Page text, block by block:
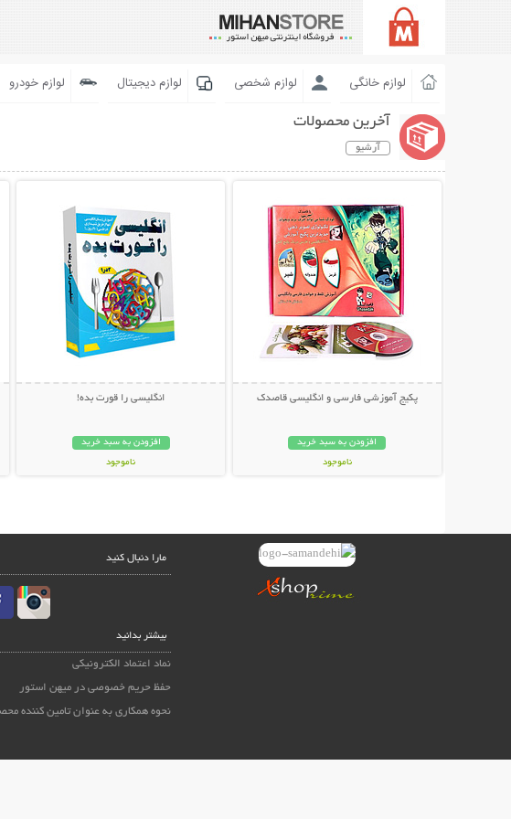
لوازم خانگی لوازم شخصی لوازم دیجیتال لوازم خودرو
آخرین محصولات
آرشیو
پکیج آموزشی فارسی و انگلیسی قاصدک
افزودن به سبد خرید
ناموجود
انگلیسی را قورت بده!
افزودن به سبد خرید
ناموجود
مارا دنبال کنید
بیشتر بدانید
نماد اعتماد الکترونیکی
حفظ حریم خصوصی در میهن استور
نحوه همکاری به عنوان تامین کننده